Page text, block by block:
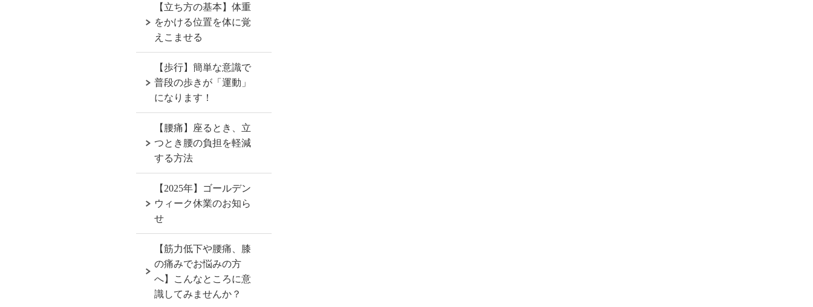
【立ち方の基本】体重
をかける位置を体に覚
えこませる
【歩行】簡単な意識で
普段の歩きが「運動」
になります！
【腰痛】座るとき、立
つとき腰の負担を軽減
する方法
【2025年】ゴールデン
ウィーク休業のお知ら
せ
【筋力低下や腰痛、膝
の痛みでお悩みの方
へ】こんなところに意
識してみませんか？